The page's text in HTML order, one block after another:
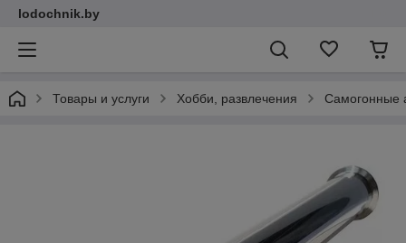
lodochnik.by
Товары и услуги Хобби, развлечения Самогонные